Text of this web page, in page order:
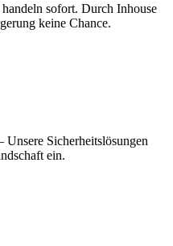
sofort. Durch Inhouse
keine Chance.
Unsere Sicherheitslösungen
ein.